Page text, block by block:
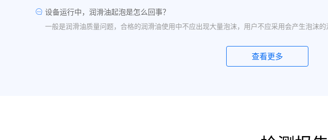
设备运行中，润滑油起泡是怎么回事？
一般是润滑油质量问题，合格的润滑油使用中不应出现大量泡沫，用户不应采用会产生泡沫
答：一般情况下油品发白是由于油箱进水后造成的，是乳化现象，应避免水进入润滑油箱体
查看更多